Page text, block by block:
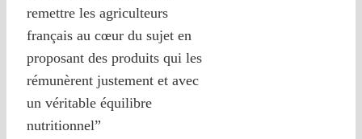
remettre les agriculteurs
français au cœur du sujet en
proposant des produits qui les
rémunèrent justement et avec
un véritable équilibre
nutritionnel”